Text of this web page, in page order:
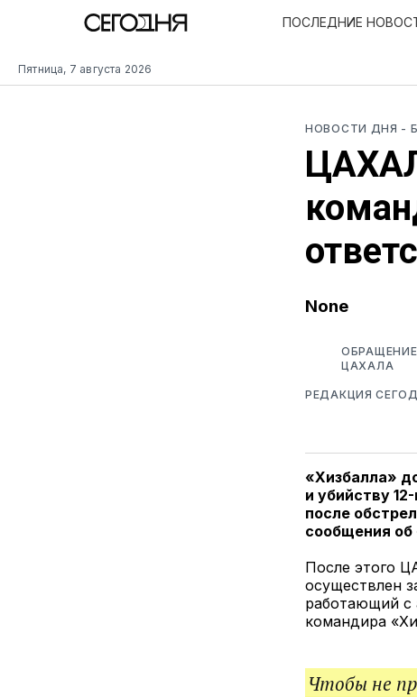
Пятница, 7 августа 2026
ПОСЛЕДНИЕ
НОВОСТИ ДНЯ -
None
ЦАХАЛА
РЕДАКЦИЯ
«Хизбалла»
и убийству
после
сообщения
После этого
осуществлен
работающий с
командира
Чтобы не